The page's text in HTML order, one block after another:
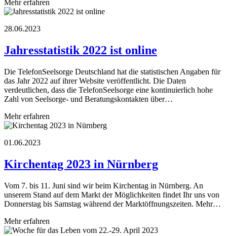
Mehr erfahren
28.06.2023
Jahresstatistik 2022 ist online
Die TelefonSeelsorge Deutschland hat die statistischen Angaben für
das Jahr 2022 auf ihrer Website veröffentlicht. Die Daten
verdeutlichen, dass die TelefonSeelsorge eine kontinuierlich hohe
Zahl von Seelsorge- und Beratungskontakten über…
Mehr erfahren
01.06.2023
Kirchentag 2023 in Nürnberg
Vom 7. bis 11. Juni sind wir beim Kirchentag in Nürnberg. An
unserem Stand auf dem Markt der Möglichkeiten findet Ihr uns von
Donnerstag bis Samstag während der Marktöffnungszeiten. Mehr…
Mehr erfahren